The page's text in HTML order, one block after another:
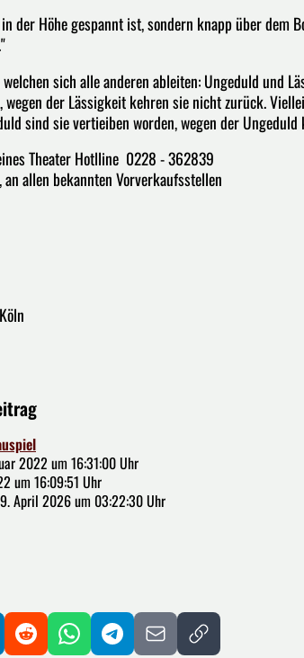
der Höhe gespannt ist, sondern knapp über dem
sich alle anderen ableiten: Ungeduld und
der Lässigkeit kehren sie nicht zurück.
sind sie vertieiben worden, wegen der
Theater Hotlline 0228 - 362839
allen bekannten Vorverkaufsstellen
2022 um 16:31:00 Uhr
um 16:09:51 Uhr
April 2026 um 03:22:30 Uhr